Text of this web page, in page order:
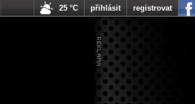
25 °C přihlásit registrovat